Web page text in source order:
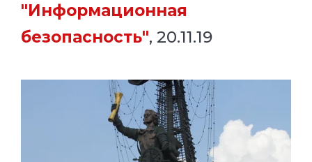
"Информационная
безопасность", 20.11.19